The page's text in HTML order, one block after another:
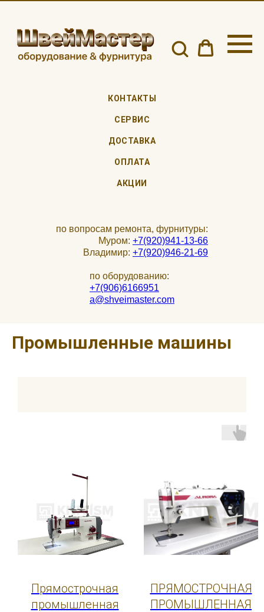
КОНТАКТЫ
СЕРВИС
ДОСТАВКА
ОПЛАТА
АКЦИИ
по вопросам ремонта, фурнитуры:
Муром: +7(920)941-13-66
Владимир: +7(920)946-21-69
по оборудованию:
+7(906)6166951
a@shveimaster.com
Промышленные машины
Прямострочная
промышленная
ПРЯМОСТРОЧНАЯ
ПРОМЫШЛЕННАЯ